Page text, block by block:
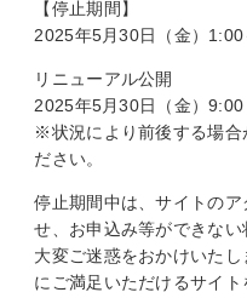
【停止期間】
2025年5月30日（金）
リニューアル公開
2025年5月30日（金）9:00
※状況により前後する場合
ださい。
停止期間中は、サイトの
せ、お申込み等ができない
大変ご迷惑をおかけいた
にご満足いただけるサイ